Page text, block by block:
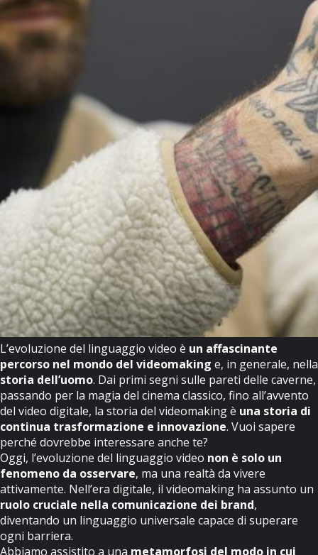
L’evoluzione del linguaggio video è un affascinante
percorso nel mondo del videomaking e, in generale, nella
storia dell’uomo. Dai primi segni sulle pareti delle caverne,
passando per la magia del cinema classico, fino all’avvento
del video digitale, la storia del videomaking è una storia di
continua trasformazione e innovazione. Vuoi sapere
perché dovrebbe interessare anche te?
Oggi, l’evoluzione del linguaggio video non è solo un
fenomeno da osservare, ma una realtà da vivere
attivamente. Nell’era digitale, il videomaking ha assunto un
ruolo cruciale nella comunicazione dei brand,
diventando un linguaggio universale capace di superare
ogni barriera.
Abbiamo assistito a una metamorfosi del modo in cui